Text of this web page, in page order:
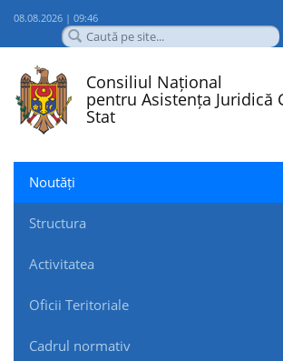
08.08.2026 | 09:46
Consiliul Național
pentru Asistența Juridică
Stat
Noutăți
Structura
Activitatea
Oficii Teritoriale
Cadrul normativ